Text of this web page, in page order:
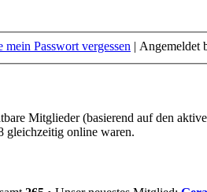
mein Passwort vergessen | Angemeldet
Mitglieder (basierend auf den
gleichzeitig online waren.